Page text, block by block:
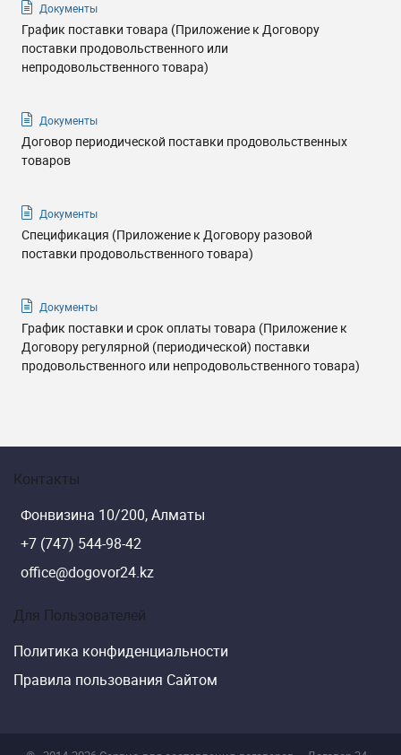
Документы
График поставки товара (Приложение к Договору
поставки продовольственного или
непродовольственного товара)
Документы
Договор периодической поставки продовольственных
товаров
Документы
Спецификация (Приложение к Договору разовой
поставки продовольственного товара)
Документы
График поставки и срок оплаты товара (Приложение к
Договору регулярной (периодической) поставки
продовольственного или непродовольственного товара)
Контакты
Фонвизина 10/200, Алматы
+7 (747) 544-98-42
office@dogovor24.kz
Для Пользователей
Политика конфиденциальности
Правила пользования Сайтом